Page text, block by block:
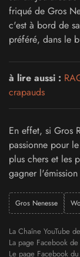
friqué de Gros
c'est à bord de
préféré, dans le
à lire aussi :
crapauds
En effet, si Gros
passionne pour
plus chers et les
gagner
Gros Nenesse
La Chaîne YouTube
La page Facebook de
Le page Facebook du